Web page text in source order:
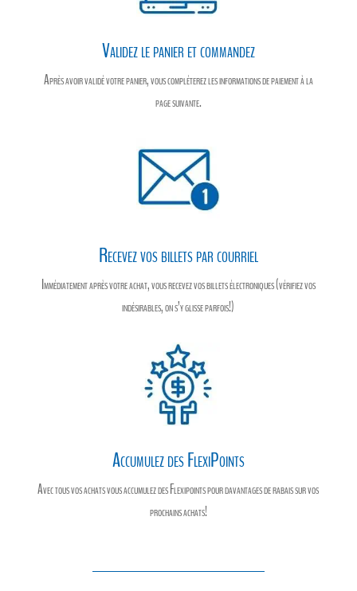
Validez le panier et commandez
Après avoir validé votre panier, vous compléterez les informations de paiement à la
page suivante.
Recevez vos billets par courriel
Immédiatement après votre achat, vous recevez vos billets électroniques (vérifiez vos
indésirables, on s’y glisse parfois!)
Accumulez des FlexiPoints
Avec tous vos achats vous accumulez des Flexipoints pour davantages de rabais sur vos
prochains achats!